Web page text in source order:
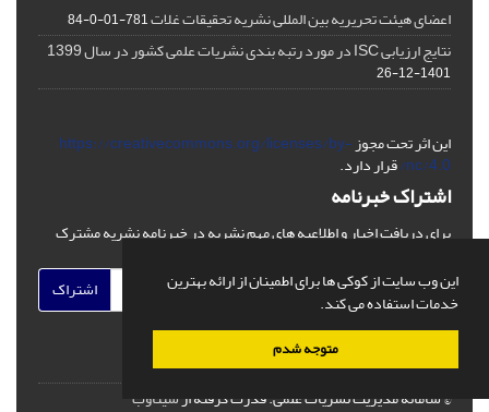
این وب سایت از کوکی ها برای اطمینان از ارائه بهترین
خدمات استفاده می کند.
متوجه شدم
اعضای هیئت تحریریه بین المللی نشریه تحقیقات غلات781-01-0-84
نتایج ارزیابی ISC در مورد رتبه بندی نشریات علمی کشور در سال 1399
1401-12-26
این اثر تحت مجوزhttps://creativecommons.org/licenses/by-
nc/4.0/ قرار دارد.
اشتراک خبرنامه
برای دریافت اخبار و اطلاعیه های مهم نشریه در خبرنامه نشریه مشترک
اشتراک
© سامانه مدیریت نشریات علمی.قدرت گرفته ازسیناوب